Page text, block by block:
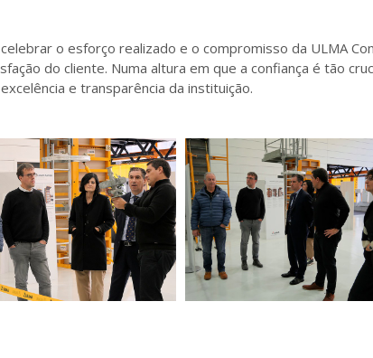
o esforço realizado e o compromisso da ULMA
do cliente. Numa altura em que a confiança é tão
e transparência da instituição.